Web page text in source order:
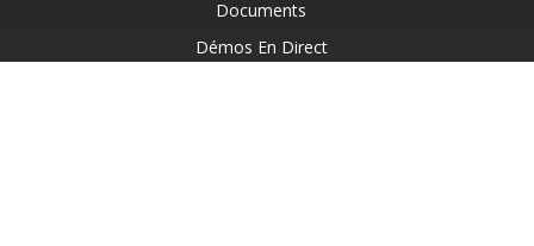
Documents
Démos En Direct